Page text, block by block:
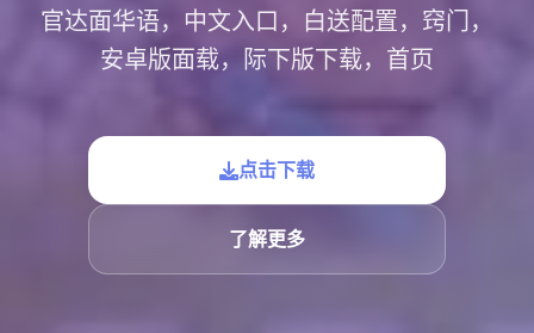
官达面华语，中文入口，白送配置，窍门，
安卓版面载，际下版下载，首页
点击下载
了解更多